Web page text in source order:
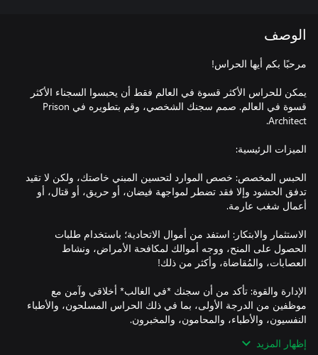
الوصف
يمكن للحراس الأكثر قسوة في العالم فقط أن يحبسوا السجناء الأكثر
قسوة في العالم. صمم سجنك الشخصي، وقم بتطويره في Prison
الحبس المخصص: خصص الموارد لتحسين المبني خاصتك، ولكن لا تقيد
تدفق الحشود وإلا فقد تضطر لمواجهة فيضان، أو حريق، أو قتال، أو
الاستثمار والابتكار: استفد من أموال الاتحادية؛ باستخدام طلبات
الحصول على المنح، ووجه أموالك لمكافحة الأمراض، ونشاط
الإدارة والقوة: تأكد من أن سجنك *في الغالب* أخلاقي وآمن مع
موظفين من الدرجة الأولى، بما في ذلك الحراس المسلحون، والأطباء
الاحتجاز حسب التصميم: يتطلب التاريخ الإجرامي لكل سجين برامج
إظهار المزيد